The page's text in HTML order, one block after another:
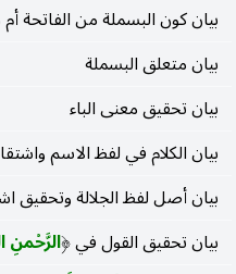
بيان كون البسملة من الفاتحة أم
بيان متعلق البسملة
بيان تحقيق معنى الباء
بيان الكلام في لفظ الاسم
بيان أصل لفظ الجلالة وتحقيق
بيان تحقيق القول في (الرَّحْمنِ